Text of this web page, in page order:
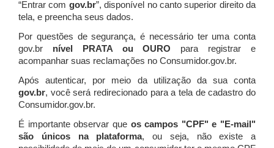
“Entrar com gov.br”, disponível no canto superior direito da
tela, e preencha seus dados.
Por questões de segurança, é necessário ter uma conta
gov.br nível PRATA ou OURO para registrar e
acompanhar suas reclamações no Consumidor.gov.br.
Após autenticar, por meio da utilização da sua conta
gov.br, você será redirecionado para a tela de cadastro do
Consumidor.gov.br.
É importante observar que os campos "CPF" e "E-mail"
são únicos na plataforma, ou seja, não existe a